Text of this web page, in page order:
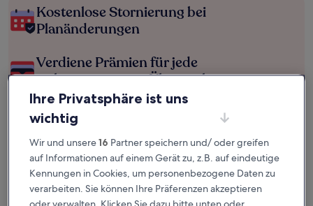
Kostenlose Stornierung bei
Planänderungen
Verdiene Prämien für jede
wahrgenommene Übernachtung
Mehr sparen mit Preisen für Mitglieder
Überprüfe die Preise für diese Daten
Nächstes Wochenende
In zwei Wochen
Ihre Privatsphäre ist uns
wichtig
Wir und unsere16 Partner speichern und/ oder greifen
auf Informationen auf einem Gerät zu, z.B. auf eindeutige
Kennungen in Cookies, um personenbezogene Daten zu
verarbeiten. Sie können Ihre Präferenzen akzeptieren